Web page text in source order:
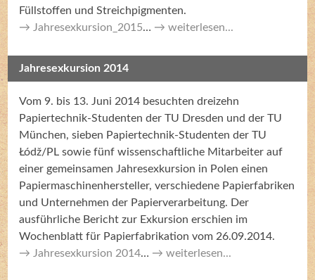
Füllstoffen und Streichpigmenten.
Jahresexkursion_2015… weiterlesen...
Jahresexkursion 2014
Vom 9. bis 13. Juni 2014 besuchten dreizehn
Papiertechnik-Studenten der TU Dresden und der TU
München, sieben Papiertechnik-Studenten der TU
Łódž/PL sowie fünf wissenschaftliche Mitarbeiter auf
einer gemeinsamen Jahresexkursion in Polen einen
Papiermaschinenhersteller, verschiedene Papierfabriken
und Unternehmen der Papierverarbeitung. Der
ausführliche Bericht zur Exkursion erschien im
Wochenblatt für Papierfabrikation vom 26.09.2014.
Jahresexkursion 2014… weiterlesen...